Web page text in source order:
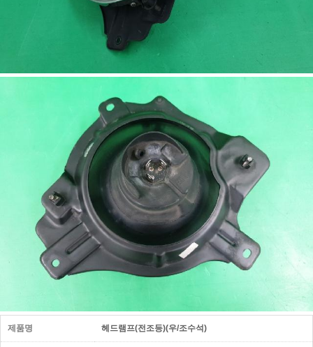
제품명 헤드램프(전조등)(우/조수석)